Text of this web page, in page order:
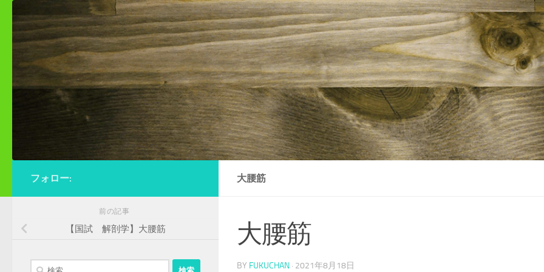
コンテンツへスキップ
大腰筋
大腰筋
BY FUKUCHAN · 2021年8月18日
フォロー:
前の記事
【国試 解剖学】大腰筋
検